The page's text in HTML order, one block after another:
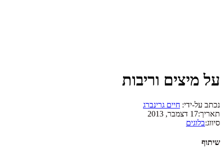
על מיצים וריבות
נכתב על-ידי: חיים גרינברג
תאריך:17 דצמבר, 2013
סיווג:בלוגים
שיתוף